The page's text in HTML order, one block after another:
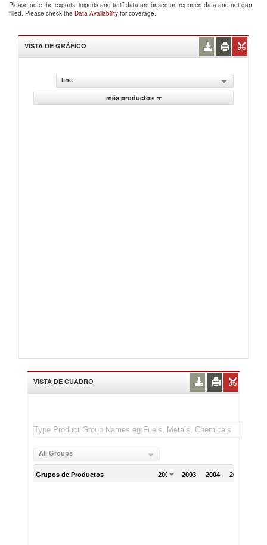
Please note the exports, imports and tariff data are based on reported data and not gap
filled. Please check the Data Availability for coverage.
VISTA DE GRÁFICO
line
más productos
VISTA DE CUADRO
All Groups
Grupos de Productos 2002 2003 2004 2005